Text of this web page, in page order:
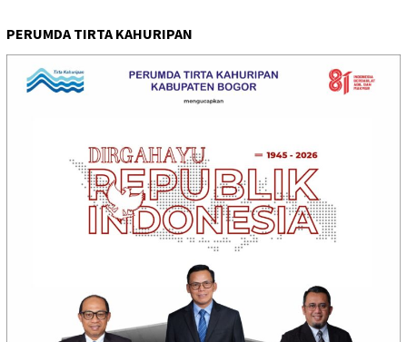
PERUMDA TIRTA KAHURIPAN